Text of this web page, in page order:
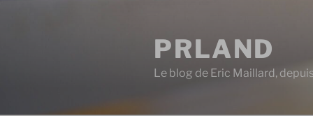
PRLAND
Le blog de Eric Maillard,